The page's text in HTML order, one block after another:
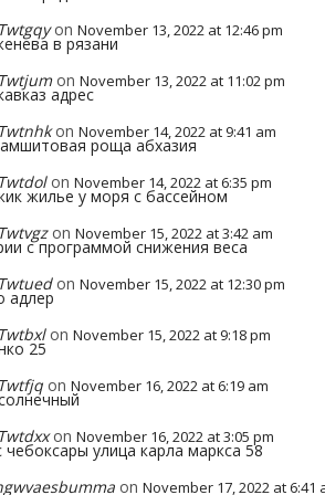
on November 13, 2022 at 12:46 pm
в рязани
on November 13, 2022 at 11:02 pm
адрес
on November 14, 2022 at 9:41 am
роща абхазия
on November 14, 2022 at 6:35 pm
жилье у моря с бассейном
on November 15, 2022 at 3:42 am
с программой снижения веса
on November 15, 2022 at 12:30 pm
адлер
on November 15, 2022 at 9:18 pm
25
on November 16, 2022 at 6:19 am
on November 16, 2022 at 3:05 pm
чебоксары улица карла маркса 58
on November 17, 2022 at 6:41